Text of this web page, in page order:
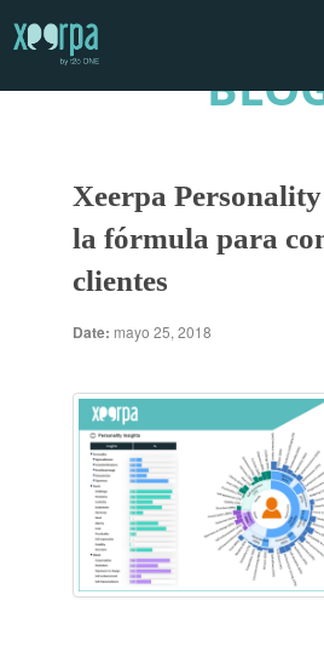
INTEGRACIONES
CASOS DE ÉXITO
RGPD
BLOG
PIDE UNA DEMO
ESPAÑOL
ENGLISH
Xeerpa
la fórmula para
clientes
Date: mayo 25, 2018